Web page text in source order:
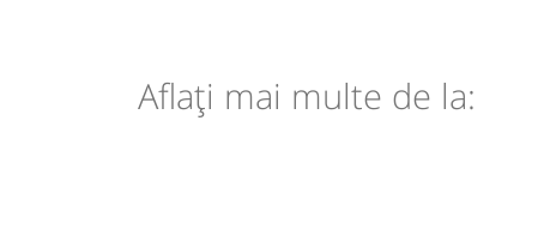
Aflaţi mai multe de la: